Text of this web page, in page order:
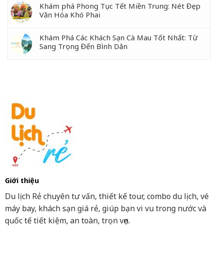
Khám phá Phong Tục Tết Miền Trung: Nét Đẹp
Văn Hóa Khó Phai
Khám Phá Các Khách Sạn Cà Mau Tốt Nhất: Từ
Sang Trọng Đến Bình Dân
Giới thiệu
Du lịch Rẻ chuyên tư vấn, thiết kế tour, combo du lịch, vé
máy bay, khách sạn giá rẻ, giúp bạn vi vu trong nước và
quốc tế tiết kiệm, an toàn, trọn vẹn.